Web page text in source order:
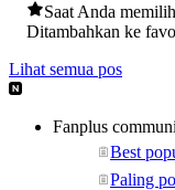
Saat Anda
Ditambahkan ke
Lihat semua pos
Fanplus
Best
Paling